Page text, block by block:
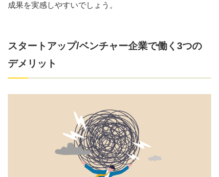
成果を実感しやすいでしょう。
スタートアップ/ベンチャー企業で働く3つの
デメリット